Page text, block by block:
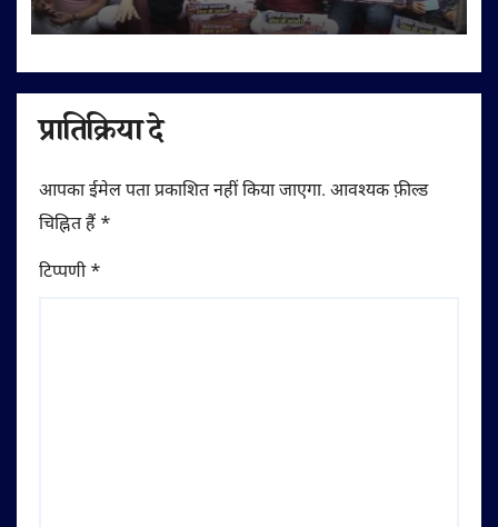
प्रातिक्रिया दे
आपका ईमेल पता प्रकाशित नहीं किया जाएगा. आवश्यक फ़ील्ड
चिह्नित हैं *
टिप्पणी*